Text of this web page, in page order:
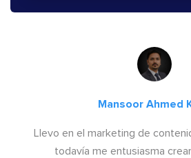
Mansoor Ahmed
Llevo en el marketing de
todavía me entusiasma